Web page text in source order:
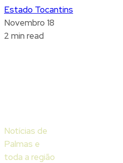
Estado Tocantins
Novembro 18
2 min read
Notícias de
Palmas e
toda a região